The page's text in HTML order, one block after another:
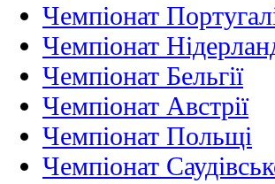
Чемпіонат
Чемпіонат
Чемпіонат Бельгії
Чемпіонат Австрії
Чемпіонат Польщі
Чемпіонат